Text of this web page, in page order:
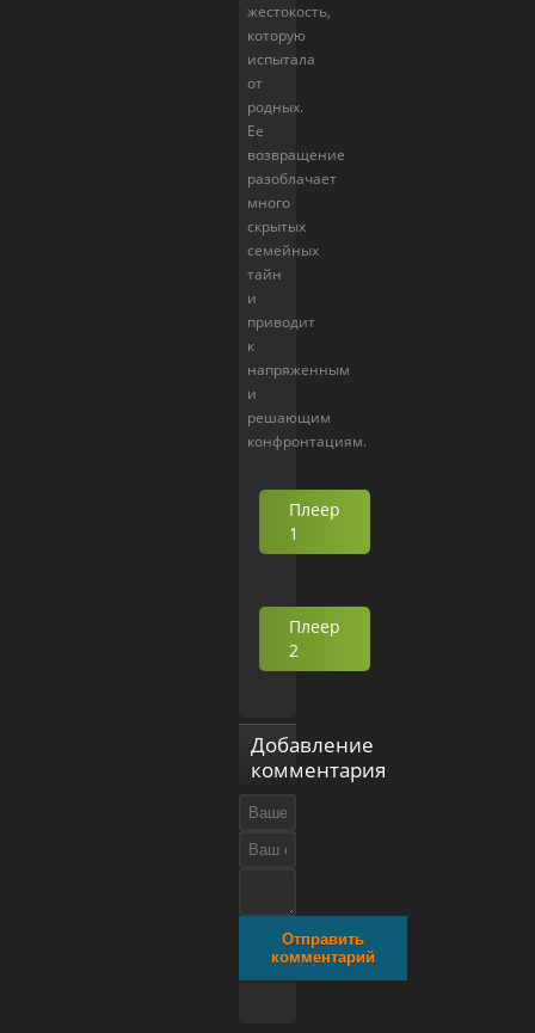
жестокость,
которую
испытала
от
родных.
Ее
возвращение
разоблачает
много
скрытых
семейных
тайн
и
приводит
к
напряженным
и
решающим
конфронтациям.
Плеер
1
Плеер
2
Добавление
комментария
Отправить
комментарий